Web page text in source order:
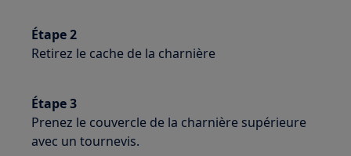
Étape 2
Retirez le cache de la charnière
Étape 3
Prenez le couvercle de la charnière supérieure
avec un tournevis.